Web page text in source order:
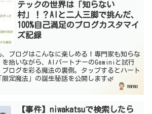
テックの世界は「知らない
村」！？AIと二人三脚で挑んだ、
100%自己満足のブログカスタマイ
ズ記録
ブログはこんなに楽しめる！専門家も知らな
拾いながら、AIパートナーのGeminiと試行
ログを彩る魔法の裏側。タップするとハート
定魔法」の誕生秘話を公開します🌿
manao
【事件】niwakatsuで検索したら